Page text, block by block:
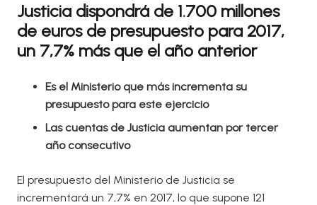
Justicia dispondrá de 1.700 millones
de euros de presupuesto para 2017,
un 7,7% más que el año anterior
Es el Ministerio que más incrementa su
presupuesto para este ejercicio
Las cuentas de Justicia aumentan por tercer
año consecutivo
El presupuesto del Ministerio de Justicia se
incrementará un 7,7% en 2017, lo que supone 121